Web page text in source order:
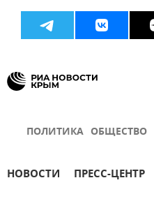
ПОЛИТИКА ОБЩЕСТВО
НОВОСТИ ПРЕСС-ЦЕНТР